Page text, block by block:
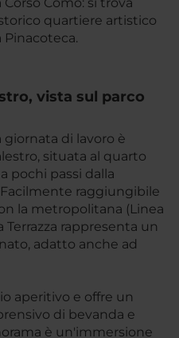
quartiere artistico
Pinacoteca.
vista sul parco
di lavoro è
situata al quarto
pochi passi dalla
raggiungibile
la metropolitana (Linea
Terrazza rappresenta un
adatto anche ad
aperitivo e offre un
di bevanda e
è un'immersione